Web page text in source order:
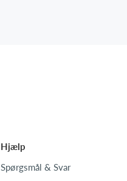
Hjælp
Spørgsmål & Svar